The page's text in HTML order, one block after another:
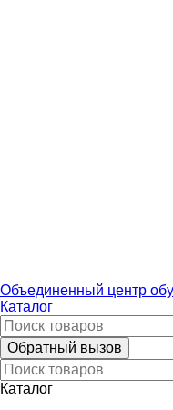
Объединенный центр
Каталог
Обратный вызов
Каталог